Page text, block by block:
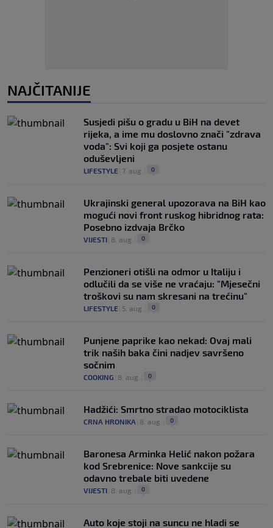
NAJČITANIJE
Susjedi pišu o gradu u BiH na devet
rijeka, a ime mu doslovno znači "zdrava
voda": Svi koji ga posjete ostanu
oduševljeni
LIFESTYLE 7. aug. 0
Ukrajinski general upozorava na BiH kao
mogući novi front ruskog hibridnog rata:
Posebno izdvaja Brčko
VIJESTI 8. aug. 0
Penzioneri otišli na odmor u Italiju i
odlučili da se više ne vraćaju: "Mjesečni
troškovi su nam skresani na trećinu"
LIFESTYLE 5. aug. 0
Punjene paprike kao nekad: Ovaj mali
trik naših baka čini nadjev savršeno
sočnim
COOKING 8. aug. 0
Hadžići: Smrtno stradao motociklista
CRNA HRONIKA 8. aug. 0
Baronesa Arminka Helić nakon požara
kod Srebrenice: Nove sankcije su
odavno trebale biti uvedene
VIJESTI 8. aug. 0
Auto koje stoji na suncu ne hladi se